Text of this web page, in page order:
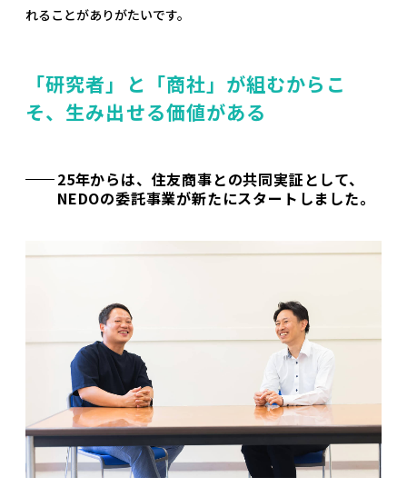
れることがありがたいです。
「研究者」と「商社」が組むからこ
そ、生み出せる価値がある
25年からは、住友商事との共同実証として、
NEDOの委託事業が新たにスタートしました。